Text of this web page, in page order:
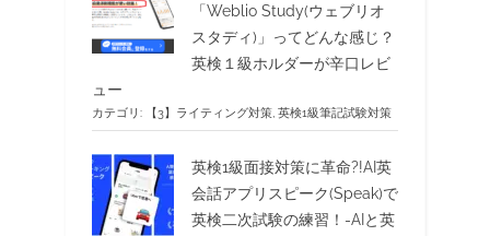
「Weblio Study(ウェブリオ
スタディ)」ってどんな感じ？
英検１級ホルダーが辛口レビ
ュー
カテゴリ: 【3】ライティング対策, 英検1級筆記試験対策
英検1級面接対策に革命?!AI英
会話アプリスピーク(Speak)で
英検二次試験の練習！-AIと英